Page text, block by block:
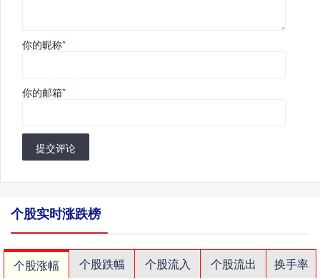
你的昵称*
你的邮箱*
提交评论
个股实时涨跌榜
个股涨幅 个股跌幅 个股流入 个股流出
换手率